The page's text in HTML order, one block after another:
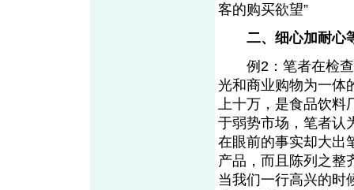
客的购买欲望”
二、细心加耐心
例2：笔者在检查
光和商业购物为一体
上十万，是食品饮料
于弱势市场，笔者认
在眼前的事实却大出
产品，而且陈列之整
当我们一行高兴的时